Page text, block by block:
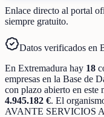
Enlace directo al portal
siempre gratuito.
Datos verificados en
En Extremadura hay 18
empresas en la Base de
con plazo abierto en este
4.945.182 €. El
AVANTE SERVICIOS